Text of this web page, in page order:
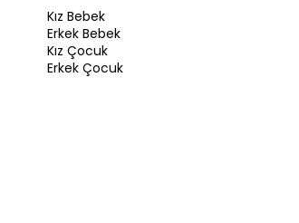
Kız Bebek
Erkek Bebek
Kız Çocuk
Erkek Çocuk